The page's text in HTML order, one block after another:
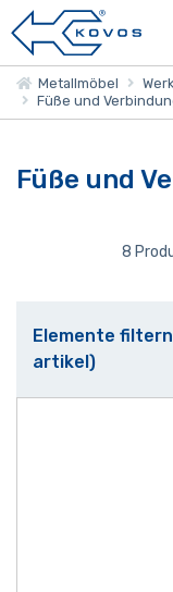
Metallmöbel
Füße und
Füße und
8
Elemente
artikel)